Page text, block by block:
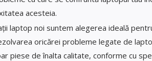
acesteia.
laptop noi suntem alegerea ideală
oricărei probleme legate de
piese de înalta calitate, conforme cu